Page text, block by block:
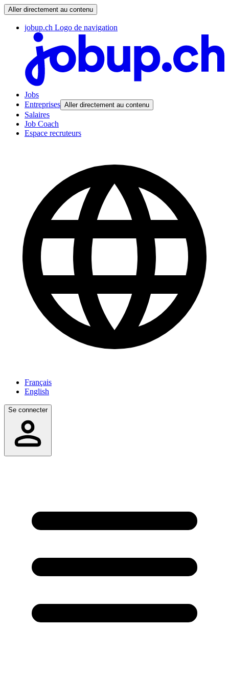
Aller directement au contenu
jobup.ch Logo de navigation
Jobs
Entreprises Aller directement au contenu
Salaires
Job Coach
Espace recruteurs
Français
English
Se connecter